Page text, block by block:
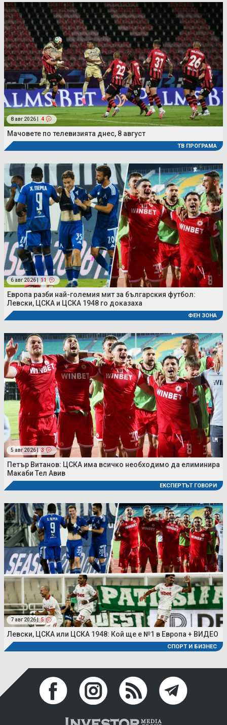
8 авг 2026 | 4
Мачовете по телевизията днес, 8 август
ТВ ПРОГРАМА
6 авг 2026 | 11
Европа разби най-големия мит за българския футбол:
Левски, ЦСКА и ЦСКА 1948 го доказаха
ФЕН ЗОНА
5 авг 2026 | 3
Петър Витанов: ЦСКА има всичко необходимо да елиминира
Макаби Тел Авив
ЕКСПЕРТЪТ ГОВОРИ
7 авг 2026 | 5
Левски, ЦСКА или ЦСКА 1948: Кой ще е №1 в Европа + ВИДЕО
СПОРТ И БИЗНЕС